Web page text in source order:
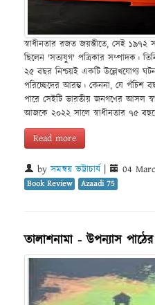
স্বাধীনতার রজত জয়ন্তীতে, সেই ১৯৭২
ছিলেন 'সত্যযুগ' পত্রিকার সম্পাদক।
২৫ বছর নিশ্চয়ই একটি উল্লেখযোগ্য
পরিচ্ছেদের আরম্ভ। কেননা, যে পঁচিশ
পারে সেইটি ভারতীয় জনগণের আসল
আজকে ২০২২ সালে স্বাধীনতার ৭৫
Read more
byসমন্বয় ভট্টাচার্য 04
Book Review Azaadi 75
তালাশনামা - উপন্যাস